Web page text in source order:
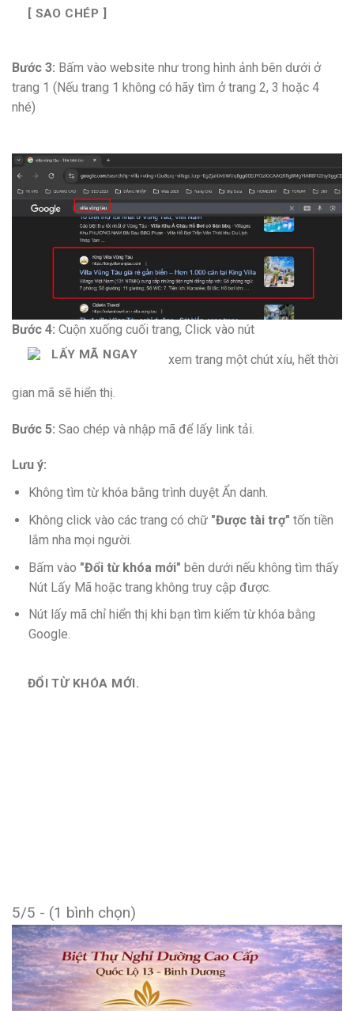
[ SAO CHÉP ]
Bước 3: Bấm vào website như trong hình ảnh bên dưới ở
trang 1 (Nếu trang 1 không có hãy tìm ở trang 2, 3 hoặc 4
nhé)
Bước 4: Cuộn xuống cuối trang, Click vào nút
LẤY MÃ NGAY xem trang một chút xíu, hết thời
gian mã sẽ hiển thị.
Bước 5: Sao chép và nhập mã để lấy link tải.
Lưu ý:
Không tìm từ khóa bằng trình duyệt Ẩn danh.
Không click vào các trang có chữ "Được tài trợ" tốn tiền
lắm nha mọi người.
Bấm vào "Đổi từ khóa mới" bên dưới nếu không tìm thấy
Nút Lấy Mã hoặc trang không truy cập được.
Nút lấy mã chỉ hiển thị khi bạn tìm kiếm từ khóa bằng
Google.
ĐỔI TỪ KHÓA MỚI.
5/5 - (1 bình chọn)